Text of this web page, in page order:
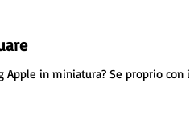
Apple in miniatura? Se proprio con